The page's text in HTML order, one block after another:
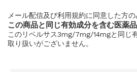
メール配信及び利用規約に同意した方の
この商品と同じ有効成分を含む医薬品
このリベルサス3mg/7mg/14mgと同じ
取り扱いがございません。